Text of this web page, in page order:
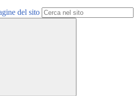
del sito